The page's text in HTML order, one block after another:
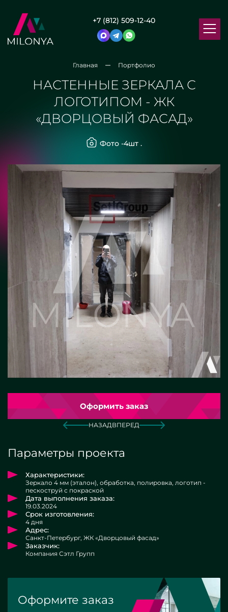
+7 (812) 509-12-40
Главная Портфолио
НАСТЕННЫЕ ЗЕРКАЛА С
ЛОГОТИПОМ - ЖК
«ДВОРЦОВЫЙ ФАСАД»
Фото -4шт .
Оформить заказ
НАЗАДВПЕРЕД
Параметры проекта
Характеристики:
Зеркало 4 мм (эталон), обработка, полировка, логотип -
пескоструй с покраской
Дата выполнения заказа:
19.03.2024
Срок изготовления:
4 дня
Адрес:
Санкт-Петербург, ЖК «Дворцовый фасад»
Заказчик:
Компания Сэтл Групп
Оформите заказ